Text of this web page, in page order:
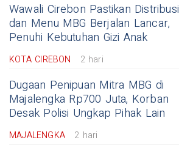
Wawali Cirebon Pastikan Distribusi
dan Menu MBG Berjalan Lancar,
Penuhi Kebutuhan Gizi Anak
KOTA CIREBON 2 hari
Dugaan Penipuan Mitra MBG di
Majalengka Rp700 Juta, Korban
Desak Polisi Ungkap Pihak Lain
MAJALENGKA 2 hari